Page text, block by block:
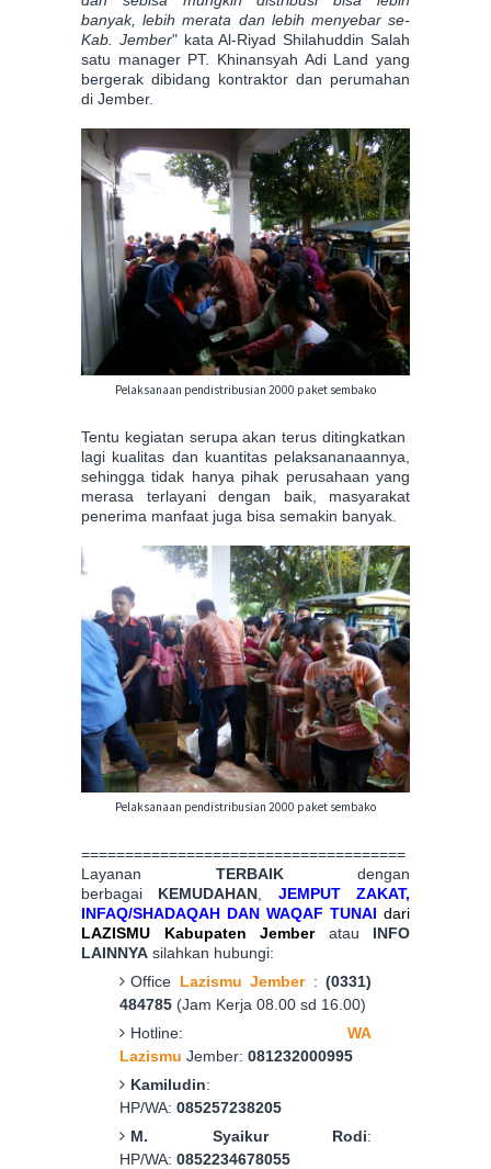
banyak, lebih merata dan lebih menyebar se-
Kab. Jember" kata Al-Riyad Shilahuddin Salah
satu manager PT. Khinansyah Adi Land yang
bergerak dibidang kontraktor dan perumahan
di Jember.
Pelaksanaan pendistribusian 2000 paket sembako
Tentu kegiatan serupa akan terus ditingkatkan
lagi kualitas dan kuantitas pelaksananaannya,
sehingga tidak hanya pihak perusahaan yang
merasa terlayani dengan baik, masyarakat
penerima manfaat juga bisa semakin banyak.
Pelaksanaan pendistribusian 2000 paket sembako
=====================================
Layanan TERBAIKdengan
berbagai KEMUDAHAN JEMPUTZAKAT,
INFAQ/SHADAQAH DAN WAQAF TUNAI dari
LAZISMU Kabupaten Jember
atau INFO
LAINNYA silahkan hubungi:
Office Lazismu Jember: (0331)
484785 (Jam Kerja 08.00 sd 16.00)
Hotline: WA
Lazismu Jember: 081232000995
Kamiludin:
HP/WA: 085257238205
M. Syaikur Rodi:
HP/WA: 0852234678055